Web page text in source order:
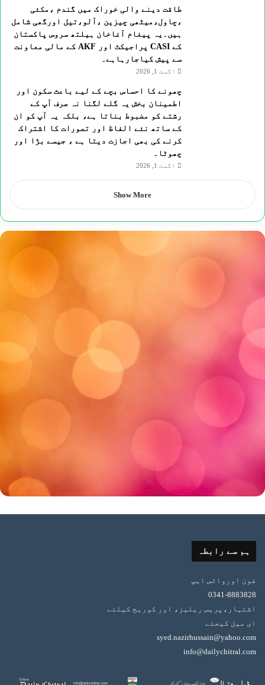
طاقت دینے والی خوراک میں گندم ،مکئی
،چاول،میٹھی چیزین ،آلو،تیل اورگھی شامل
ہیں۔یہ پیغام آغاخان ہیلتھ سروس پاکستان
کے CASI پراجیکٹ اور AKF کے مالی معاونت
سے پیش کیاجارہاہے۔
اگست 1, 2026
چھونے کا احساس بچے کے لیے باعث سکون اور
اطمینان بخش یہ گلے لگنا نہ صرف آپ کے
رشتے کو مضبوط بناتا ہے، بلکہ یہ آپ کو ان
کے ساتھ نئے الفاظ اور تصورات کا اشتراک
کرنے کی بھی اجازت دیتا ہے ، جیسے بڑا اور
چھوٹا۔
اگست 1, 2026
Show More
ہم سے رابطہ
فون اورواٹس ایپ
0341-8883828
اشتہار،پریس ریلیز، اور کوریج کیلئے
ای میل کیجئے
syed.nazirhussain@yahoo.com
info@dailychitral.com